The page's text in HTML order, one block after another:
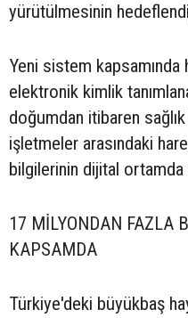
yürütülmesinin
Yeni sistem
elektronik kimlik
doğumdan itibaren sağlık
işletmeler arasındaki
bilgilerinin dijital
17 MİLYONDAN FAZLA
KAPSAMDA
Türkiye'deki büyükbaş